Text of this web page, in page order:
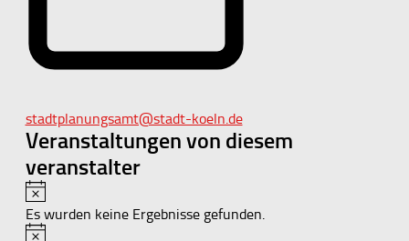
Email
stadtplanungsamt@stadt-koeln.de
Veranstaltungen von diesem
veranstalter
Hinweis
Es wurden keine Ergebnisse gefunden.
Hinweis